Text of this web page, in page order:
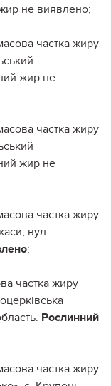
не виявлено;
частка жиру
жир не
частка жиру
жир не
частка жиру
вул.
;
частка жиру
Рослинний
частка жиру